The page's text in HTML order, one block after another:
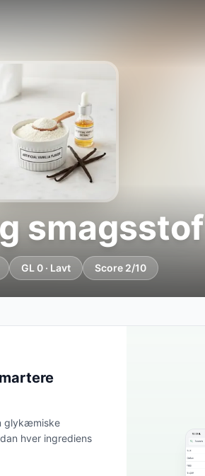
smagsstof
GL 0 · Lavt Score 2/10
glykæmiske
hver ingrediens